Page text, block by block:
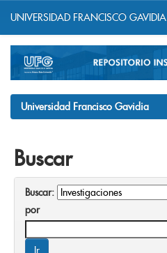
navigation
UNIVERSIDAD FRANCISCO GAVIDIA
Universidad Francisco Gavidia
Buscar
Buscar:
por